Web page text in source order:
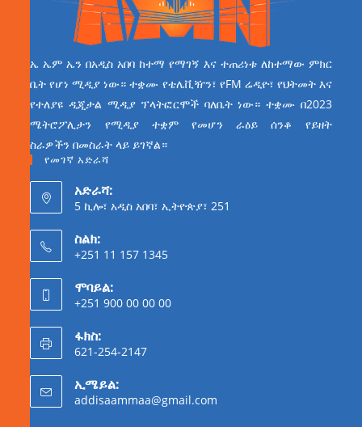
ኤ ኤም ኤን በአዲስ አበባ ከተማ የማገኝ እና ተጠሪነቱ ለከተማው ምክር
ቤት የሆነ ሚዲያ ነው። ተቋሙ የቴሌቪዥን፣ የFM ሬዲዮ፣ የህትመት እና
የተለያዩ ዲጂታል ሚዲያ ፕላትፎርሞች ባለቤት ነው። ተቋሙ በ2023
ሜትሮፖሊታን የሚዲያ ተቋም የመሆን ራዕይ ሰንቆ የይዘት
ስራዎችን በመስራት ላይ ይገኛል።
የመገኛ አድራሻ
አድራሻ:
5 ኪሎ፣ አዲስ አበባ፣ ኢትዮጵያ፣ 251
ስልክ:
+251 11 157 1345
ሞባይል:
+251 900 00 00 00
ፋክስ:
621-254-2147
ኢሜይል:
addisaammaa@gmail.com